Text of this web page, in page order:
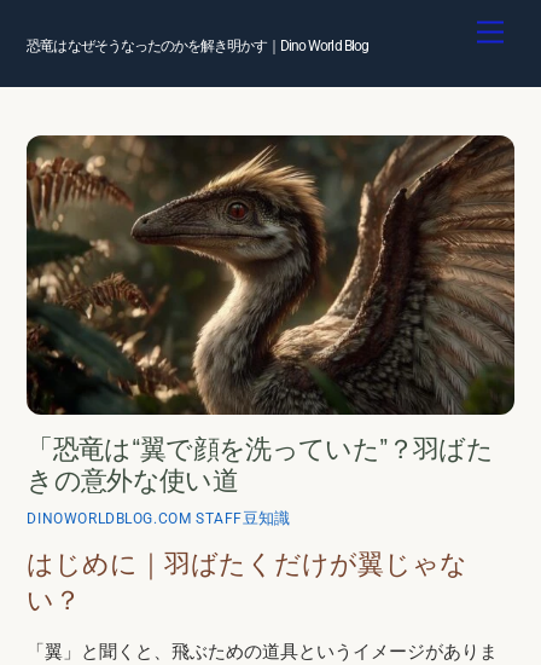
恐竜はなぜそうなったのかを解き明かす｜Dino World Blog
「恐竜は“翼で顔を洗っていた”？羽ばた
きの意外な使い道
DINOWORLDBLOG.COM STAFF豆知識
はじめに｜羽ばたくだけが翼じゃな
い？
「翼」と聞くと、飛ぶための道具というイメージがありま